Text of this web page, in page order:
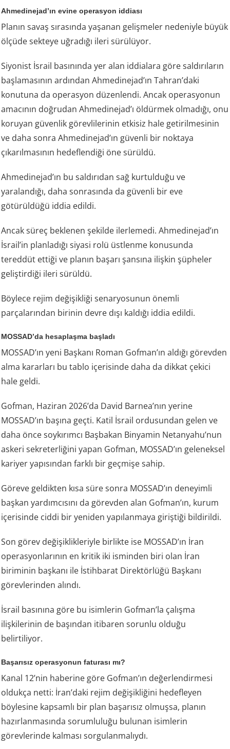
Ahmedinejad’ın evine operasyon iddiası
Planın savaş sırasında yaşanan gelişmeler nedeniyle büyük
ölçüde sekteye uğradığı ileri sürülüyor.
Siyonist İsrail basınında yer alan iddialara göre saldırıların
başlamasının ardından Ahmedinejad’ın Tahran’daki
konutuna da operasyon düzenlendi. Ancak operasyonun
amacının doğrudan Ahmedinejad’ı öldürmek olmadığı, onu
koruyan güvenlik görevlilerinin etkisiz hale getirilmesinin
ve daha sonra Ahmedinejad’ın güvenli bir noktaya
çıkarılmasının hedeflendiği öne sürüldü.
Ahmedinejad’ın bu saldırıdan sağ kurtulduğu ve
yaralandığı, daha sonrasında da güvenli bir eve
götürüldüğü iddia edildi.
Ancak süreç beklenen şekilde ilerlemedi. Ahmedinejad’ın
İsrail’in planladığı siyasi rolü üstlenme konusunda
tereddüt ettiği ve planın başarı şansına ilişkin şüpheler
geliştirdiği ileri sürüldü.
Böylece rejim değişikliği senaryosunun önemli
parçalarından birinin devre dışı kaldığı iddia edildi.
MOSSAD’da hesaplaşma başladı
MOSSAD’ın yeni Başkanı Roman Gofman’ın aldığı görevden
alma kararları bu tablo içerisinde daha da dikkat çekici
hale geldi.
Gofman, Haziran 2026’da David Barnea’nın yerine
MOSSAD’ın başına geçti. Katil İsrail ordusundan gelen ve
daha önce soykırımcı Başbakan Binyamin Netanyahu’nun
askeri sekreterliğini yapan Gofman, MOSSAD’ın geleneksel
kariyer yapısından farklı bir geçmişe sahip.
Göreve geldikten kısa süre sonra MOSSAD’ın deneyimli
başkan yardımcısını da görevden alan Gofman’ın, kurum
içerisinde ciddi bir yeniden yapılanmaya giriştiği bildirildi.
Son görev değişiklikleriyle birlikte ise MOSSAD’ın İran
operasyonlarının en kritik iki isminden biri olan İran
biriminin başkanı ile İstihbarat Direktörlüğü Başkanı
görevlerinden alındı.
İsrail basınına göre bu isimlerin Gofman’la çalışma
ilişkilerinin de başından itibaren sorunlu olduğu
belirtiliyor.
Başarısız operasyonun faturası mı?
Kanal 12’nin haberine göre Gofman’ın değerlendirmesi
oldukça netti: İran’daki rejim değişikliğini hedefleyen
böylesine kapsamlı bir plan başarısız olmuşsa, planın
hazırlanmasında sorumluluğu bulunan isimlerin
görevlerinde kalması sorgulanmalıydı.